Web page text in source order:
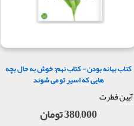
کتاب بهانه بودن - کتاب نهم: خوش به حال بچه
هایی که اسیر تو می شوند
آیین فطرت
380,000 تومان